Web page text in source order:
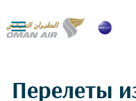

Перелеты